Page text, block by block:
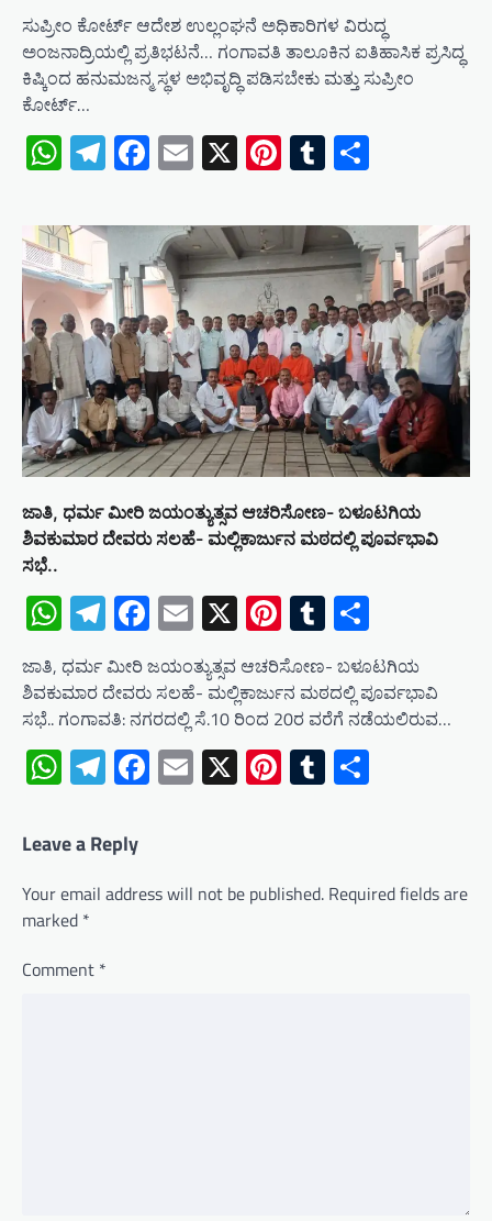
ಸುಪ್ರೀಂ ಕೋರ್ಟ್ ಆದೇಶ ಉಲ್ಲಂಘನೆ ಅಧಿಕಾರಿಗಳ ವಿರುದ್ಧ
ಅಂಜನಾದ್ರಿಯಲ್ಲಿ ಪ್ರತಿಭಟನೆ… ಗಂಗಾವತಿ ತಾಲೂಕಿನ ಐತಿಹಾಸಿಕ ಪ್ರಸಿದ್ಧ
ಕಿಷ್ಕಿಂದ ಹನುಮಜನ್ಮ ಸ್ಥಳ ಅಭಿವೃದ್ಧಿ ಪಡಿಸಬೇಕು ಮತ್ತು ಸುಪ್ರೀಂ
ಕೋರ್ಟ್…
WhatsApp
Telegram
Facebook
Email
X Pinterest
Tumblr
ಜಾತಿ, ಧರ್ಮ ಮೀರಿ ಜಯಂತ್ಯುತ್ಸವ ಆಚರಿಸೋಣ- ಬಳೂಟಗಿಯ
ಶಿವಕುಮಾರ ದೇವರು ಸಲಹೆ- ಮಲ್ಲಿಕಾರ್ಜುನ ಮಠದಲ್ಲಿ ಪೂರ್ವಭಾವಿ
ಸಭೆ..
WhatsApp
Telegram
Facebook
Email
X Pinterest
Tumblr
ಜಾತಿ, ಧರ್ಮ ಮೀರಿ ಜಯಂತ್ಯುತ್ಸವ ಆಚರಿಸೋಣ- ಬಳೂಟಗಿಯ
ಶಿವಕುಮಾರ ದೇವರು ಸಲಹೆ- ಮಲ್ಲಿಕಾರ್ಜುನ ಮಠದಲ್ಲಿ ಪೂರ್ವಭಾವಿ
ಸಭೆ.. ಗಂಗಾವತಿ: ನಗರದಲ್ಲಿ ಸೆ.10 ರಿಂದ 20ರ ವರೆಗೆ ನಡೆಯಲಿರುವ…
WhatsApp
Telegram
Facebook
Email
X Pinterest
Tumblr
Leave a Reply
Your email address will not be published. Required fields are
marked *
Comment *